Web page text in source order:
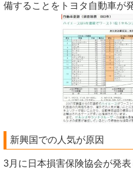
備することをトヨタ自動車が
新興国での人気が原因
3月に日本損害保険協会が発